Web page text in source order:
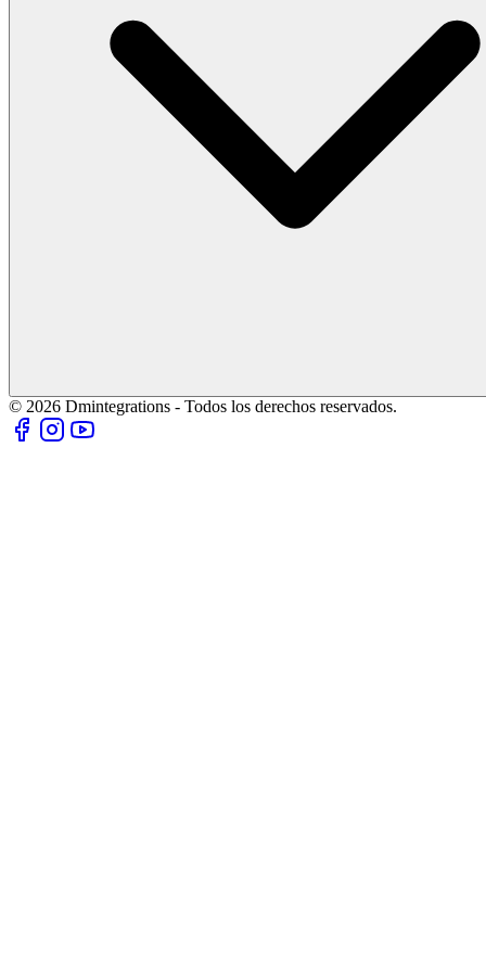
© 2026 Dmintegrations - Todos los derechos reservados.